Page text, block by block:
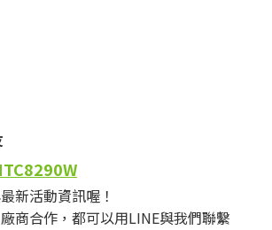
新活動資訊喔！
商合作，都可以用LINE與我們聯繫